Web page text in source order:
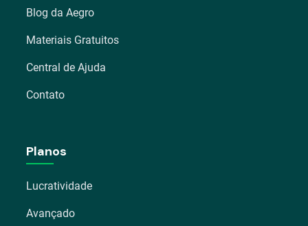
Blog da Aegro
Materiais Gratuitos
Central de Ajuda
Contato
Planos
Lucratividade
Avançado